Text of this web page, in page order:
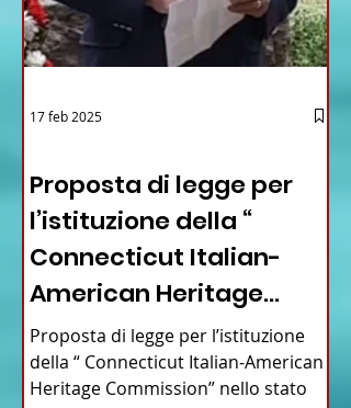
Proposta di legge per
l’istituzione della “
Connecticut Italian-
American Heritage
Commission” nello stato
del Connecticut
Proposta di legge per l’istituzione
della “ Connecticut Italian-American
Heritage Commission” nello stato
17 feb 2025